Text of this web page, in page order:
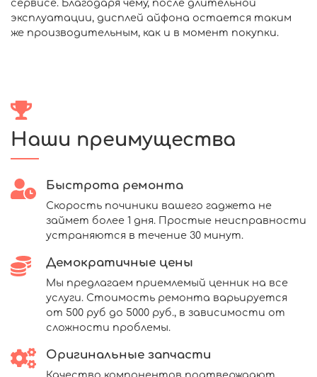
сервисе. Благодаря чему, после длительной
эксплуатации, дисплей айфона остается таким
же производительным, как и в момент покупки.
Наши преимущества
Быстрота ремонта
Скорость починики вашего гаджета не
займет более 1 дня. Простые неисправности
устраняются в течение 30 минут.
Демократичные цены
Мы предлагаем приемлемый ценник на все
услуги. Стоимость ремонта варьируется
от 500 руб до 5000 руб., в зависимости от
сложности проблемы.
Оригинальные запчасти